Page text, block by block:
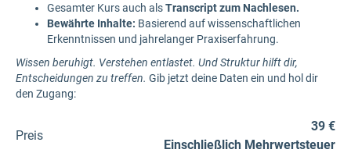
Gesamter Kurs auch alsTranscript zum Nachlesen.
Bewährte Inhalte: Basierend auf wissenschaftlichen
Erkenntnissen und jahrelanger Praxiserfahrung.
Wissen beruhigt. Verstehen entlastet. Und Struktur hilft dir,
Entscheidungen zu treffen. Gib jetzt deine Daten ein und hol dir
den Zugang:
Preis
39 €
Einschließlich Mehrwertsteuer